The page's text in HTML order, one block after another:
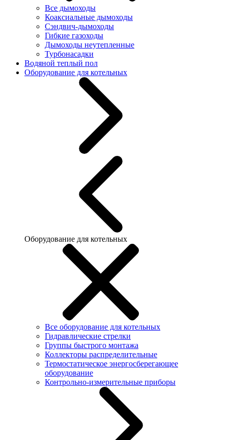
Все дымоходы
Коаксиальные дымоходы
Сэндвич-дымоходы
Гибкие газоходы
Дымоходы неутепленные
Турбонасадки
Водяной теплый пол
Оборудование для котельных
Оборудование для котельных
Все оборудование для котельных
Гидравлические стрелки
Группы быстрого монтажа
Коллекторы распределительные
Термостатическое энергосберегающее
оборудование
Контрольно-измерительные приборы